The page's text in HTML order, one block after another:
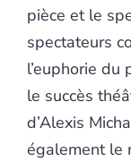
pièce et le
spectateurs
l’euphorie
le succès
d’Alexis
également le